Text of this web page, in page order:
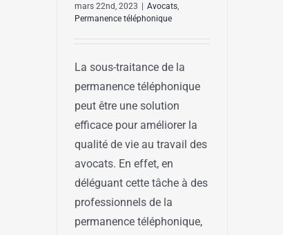
mars 22nd, 2023 Avocats,
Permanence téléphonique
La sous-traitance de la
permanence téléphonique
peut être une solution
efficace pour améliorer la
qualité de vie au travail des
avocats. En effet, en
déléguant cette tâche à des
professionnels de la
permanence téléphonique,